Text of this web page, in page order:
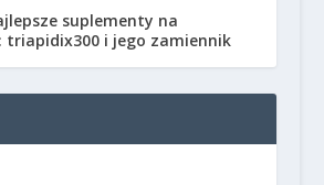
suplementy na
triapidix300 i jego zamiennik